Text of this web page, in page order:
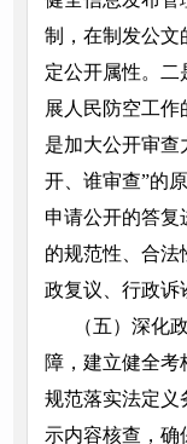
制，在制发公文
定公开属性。二
展人民防空工
是加大公开审查
开、谁审查”的
申请公开的答复
的规范性、合法
政复议、行政诉
（五）深化政
障，建立健全考
规范落实法定义
示内容核查，确